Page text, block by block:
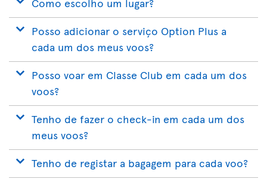
Posso adicionar o serviço Option Plus a
cada um dos meus voos?
Posso voar em Classe Club em cada um dos
voos?
Tenho de fazer o check-in em cada um dos
meus voos?
Tenho de registar a bagagem para cada voo?